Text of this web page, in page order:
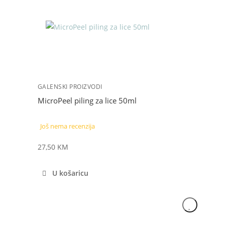
GALENSKI PROIZVODI
MicroPeel piling za lice 50ml
Još nema recenzija
27,50 KM
U košaricu